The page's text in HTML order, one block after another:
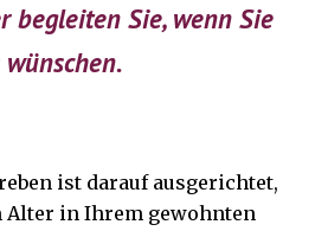
begleiten Sie, wenn Sie
wünschen.
ist darauf ausgerichtet,
Alter in Ihrem gewohnten